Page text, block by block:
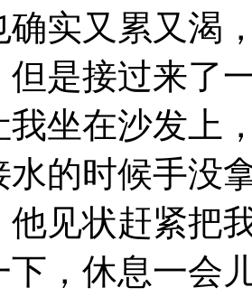
确实又累又渴
但是接过来了
我坐在沙发上
水的时候手没
他见状赶紧把
下，休息一会